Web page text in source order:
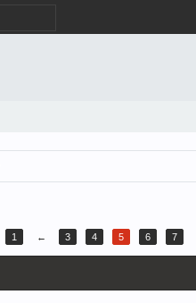
1 ← 3 4 5 6 7